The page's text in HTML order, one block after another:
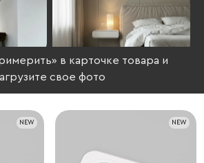
в карточке товара и
свое фото
NEW NEW